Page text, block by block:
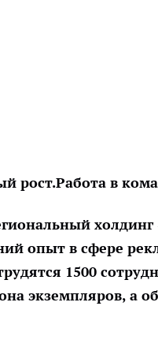
рост.Работа в
холдинг
опыт в сфере
1500
экземпляров, а